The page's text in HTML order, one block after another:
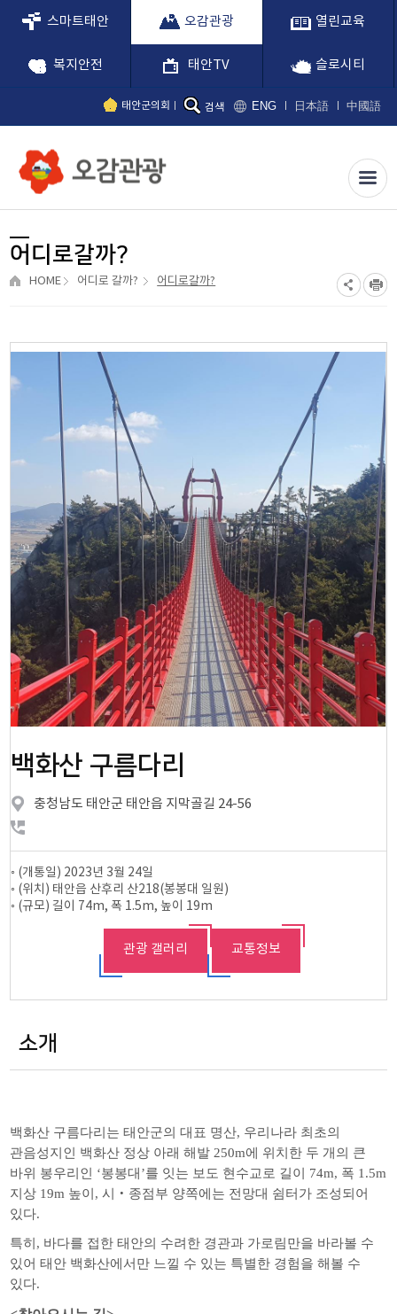
스마트태안 오감관광 열린교육
복지안전 태안TV 슬로시티
태안군의회 검색 ENG 日本語 中國語
어디로갈까?
HOME 어디로 갈까? 어디로갈까?
백화산 구름다리
충청남도 태안군 태안읍 지막골길 24-56
◦ (개통일) 2023년 3월 24일
◦ (위치) 태안읍 산후리 산218(봉봉대 일원)
◦ (규모) 길이 74m, 폭 1.5m, 높이 19m
관광 갤러리 교통정보
소개
백화산 구름다리는 태안군의 대표 명산, 우리나라 최초의
관음성지인 백화산 정상 아래 해발 250m에 위치한 두 개의 큰
바위 봉우리인 ‘봉봉대’를 잇는 보도 현수교로 길이 74m, 폭 1.5m
지상 19m 높이, 시‧종점부 양쪽에는 전망대 쉼터가 조성되어
있다.
특히, 바다를 접한 태안의 수려한 경관과 가로림만을 바라볼 수
있어 태안 백화산에서만 느낄 수 있는 특별한 경험을 해볼 수
있다.